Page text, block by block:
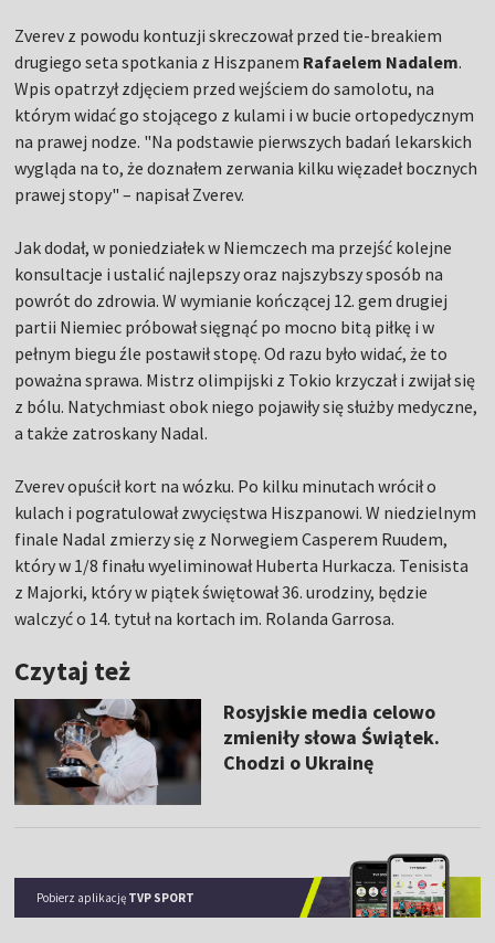
Zverev z powodu kontuzji skreczował przed tie-breakiem
drugiego seta spotkania z Hiszpanem Rafaelem Nadalem.
Wpis opatrzył zdjęciem przed wejściem do samolotu, na
którym widać go stojącego z kulami i w bucie ortopedycznym
na prawej nodze. "Na podstawie pierwszych badań lekarskich
wygląda na to, że doznałem zerwania kilku więzadeł bocznych
prawej stopy" – napisał Zverev.
Jak dodał, w poniedziałek w Niemczech ma przejść kolejne
konsultacje i ustalić najlepszy oraz najszybszy sposób na
powrót do zdrowia. W wymianie kończącej 12. gem drugiej
partii Niemiec próbował sięgnąć po mocno bitą piłkę i w
pełnym biegu źle postawił stopę. Od razu było widać, że to
poważna sprawa. Mistrz olimpijski z Tokio krzyczał i zwijał się
z bólu. Natychmiast obok niego pojawiły się służby medyczne,
a także zatroskany Nadal.
Zverev opuścił kort na wózku. Po kilku minutach wrócił o
kulach i pogratulował zwycięstwa Hiszpanowi. W niedzielnym
finale Nadal zmierzy się z Norwegiem Casperem Ruudem,
który w 1/8 finału wyeliminował Huberta Hurkacza. Tenisista
z Majorki, który w piątek świętował 36. urodziny, będzie
walczyć o 14. tytuł na kortach im. Rolanda Garrosa.
Czytaj też
Rosyjskie media celowo
zmieniły słowa Świątek.
Chodzi o Ukrainę
Pobierz aplikację TVP SPORT